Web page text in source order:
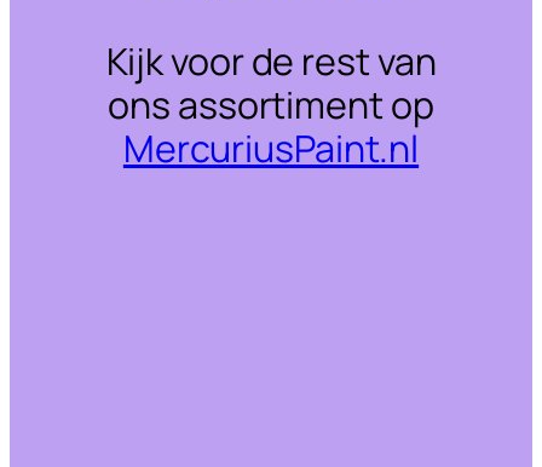
Kijk voor de rest van
ons assortiment op
MercuriusPaint.nl